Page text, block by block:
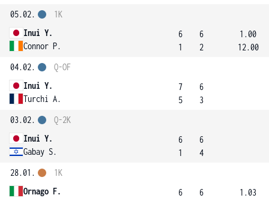
05.02.
Inui Y.
Connor P.
1K
6
1
6
2
1.00
12.00
04.02.
Inui Y.
Turchi A.
Q-OF
7
5
6
3
03.02.
Inui Y.
Gabay S.
Q-2K
6
1
6
4
28.01.
Ornago F.
1K
6
6
1.03